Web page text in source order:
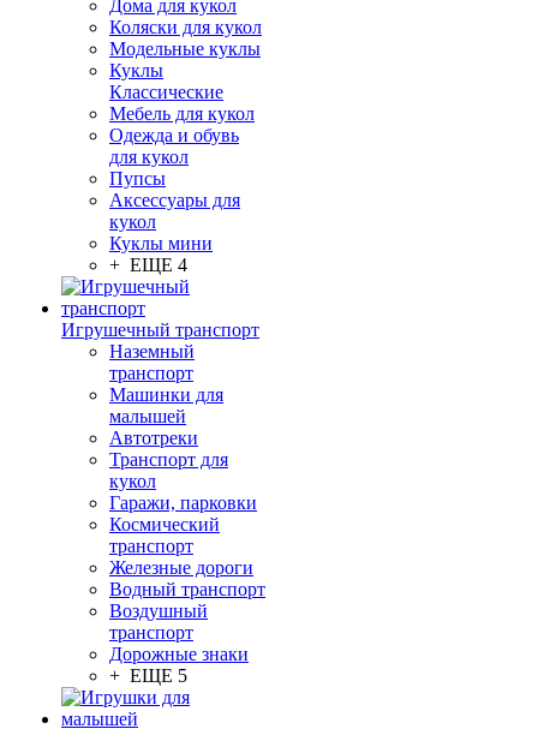
Дома для кукол
Коляски для кукол
Модельные куклы
Куклы
Классические
Мебель для кукол
Одежда и обувь
для кукол
Пупсы
Аксессуары для
кукол
Куклы мини
+ ЕЩЕ 4
Игрушечный транспорт
Наземный
транспорт
Машинки для
малышей
Автотреки
Транспорт для
кукол
Гаражи, парковки
Космический
транспорт
Железные дороги
Водный транспорт
Воздушный
транспорт
Дорожные знаки
+ ЕЩЕ 5